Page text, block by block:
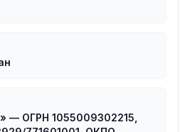
— ОГРН 1055009302215,